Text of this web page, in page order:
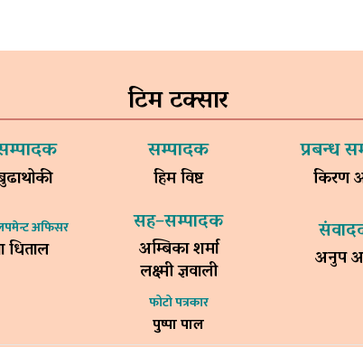
टिम टक्सार
सम्पादक
हिम विष्ट
प्रबन्ध
किरण
अफिसर
धिताल
सह–सम्पादक
अम्बिका शर्मा
लक्ष्मी ज्ञवाली
फोटो पत्रकार
पुष्पा पाल
अनुप